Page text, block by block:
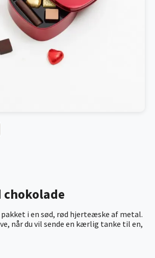
chokolade
i en sød, rød hjerteæske af metal.
når du vil sende en kærlig tanke til en,